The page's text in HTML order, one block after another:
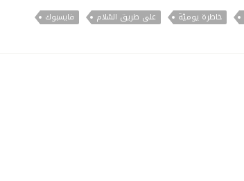
خاطرة يوميّة على طريق السّلام فايسبوك